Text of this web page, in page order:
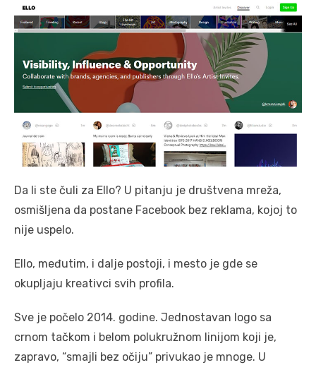
Da li ste čuli za Ello? U pitanju je društvena mreža,
osmišljena da postane Facebook bez reklama, kojoj to
nije uspelo.
Ello, međutim, i dalje postoji, i mesto je gde se
okupljaju kreativci svih profila.
Sve je počelo 2014. godine. Jednostavan logo sa
crnom tačkom i belom polukružnom linijom koji je,
zapravo, “smajli bez očiju” privukao je mnoge. U